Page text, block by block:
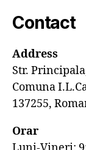
Contact
Address
Str.
Comuna
137255,
Orar